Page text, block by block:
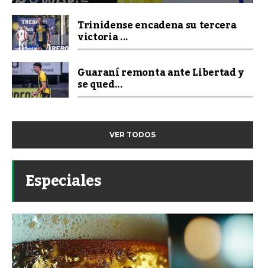
Trinidense encadena su tercera
victoria ...
Guaraní remonta ante Libertad y
se qued...
VER TODOS
Especiales